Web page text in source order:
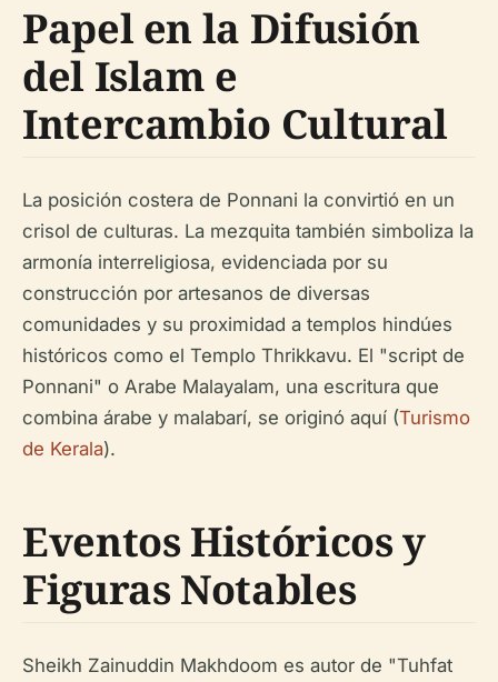
Papel en la Difusión
del Islam e
Intercambio Cultural
La posición costera de Ponnani la convirtió en un
crisol de culturas. La mezquita también simboliza la
armonía interreligiosa, evidenciada por su
construcción por artesanos de diversas
comunidades y su proximidad a templos hindúes
históricos como el Templo Thrikkavu. El "script de
Ponnani" o Arabe Malayalam, una escritura que
combina árabe y malabarí, se originó aquí (Turismo
de Kerala).
Eventos Históricos y
Figuras Notables
Sheikh Zainuddin Makhdoom es autor de "Tuhfat